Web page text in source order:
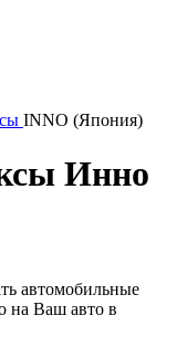
INNO (Япония)
Инно
автомобильные
на Ваш авто в